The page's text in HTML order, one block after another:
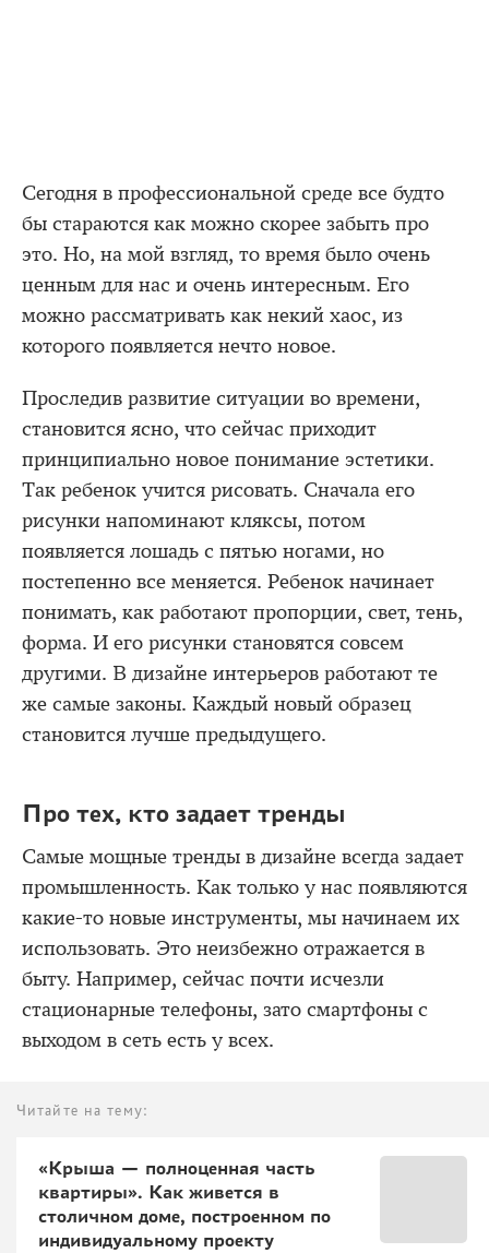
Сегодня в профессиональной среде все будто
бы стараются как можно скорее забыть про
это. Но, на мой взгляд, то время было очень
ценным для нас и очень интересным. Его
можно рассматривать как некий хаос, из
которого появляется нечто новое.
Проследив развитие ситуации во времени,
становится ясно, что сейчас приходит
принципиально новое понимание эстетики.
Так ребенок учится рисовать. Сначала его
рисунки напоминают кляксы, потом
появляется лошадь с пятью ногами, но
постепенно все меняется. Ребенок начинает
понимать, как работают пропорции, свет, тень,
форма. И его рисунки становятся совсем
другими. В дизайне интерьеров работают те
же самые законы. Каждый новый образец
становится лучше предыдущего.
Про тех, кто задает тренды
Самые мощные тренды в дизайне всегда задает
промышленность. Как только у нас появляются
какие-то новые инструменты, мы начинаем их
использовать. Это неизбежно отражается в
быту. Например, сейчас почти исчезли
стационарные телефоны, зато смартфоны с
выходом в сеть есть у всех.
Читайте на тему:
«Крыша — полноценная часть
квартиры». Как живется в
столичном доме, построенном по
индивидуальному проекту